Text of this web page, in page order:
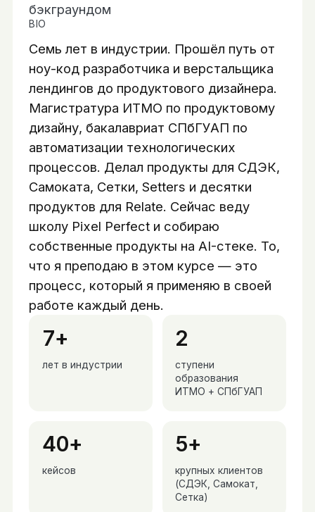
бэкграундом
BIO
Семь лет в индустрии. Прошёл путь от
ноу-код разработчика и верстальщика
лендингов до продуктового дизайнера.
Магистратура ИТМО по продуктовому
дизайну, бакалавриат СПбГУАП по
автоматизации технологических
процессов. Делал продукты для СДЭК,
Самоката, Сетки, Setters и десятки
продуктов для Relate. Сейчас веду
школу Pixel Perfect и собираю
собственные продукты на AI-стеке. То,
что я преподаю в этом курсе — это
процесс, который я применяю в своей
работе каждый день.
7+
лет в индустрии
2
ступени
образования
ИТМО + СПбГУАП
40+
кейсов
5+
крупных клиентов
(СДЭК, Самокат,
Сетка)